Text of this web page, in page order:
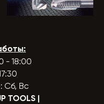
- 18:00
Сб, Вс
TOOLS |